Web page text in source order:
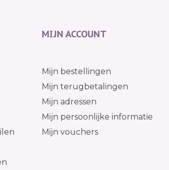
MIJN ACCOUNT
Mijn bestellingen
Mijn terugbetalingen
Mijn adressen
Mijn persoonlijke informatie
Mijn vouchers